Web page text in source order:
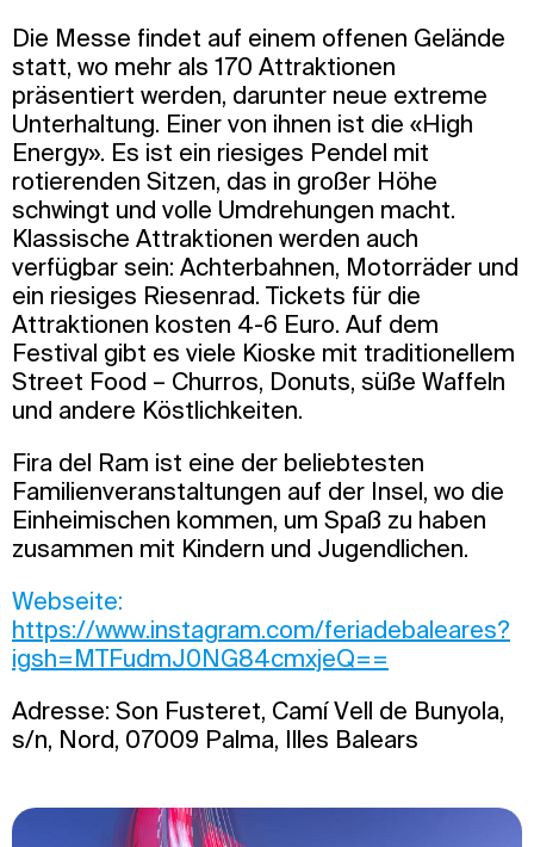
Die Messe findet auf einem offenen Gelände
statt, wo mehr als 170 Attraktionen
präsentiert werden, darunter neue extreme
Unterhaltung. Einer von ihnen ist die «High
Energy». Es ist ein riesiges Pendel mit
rotierenden Sitzen, das in großer Höhe
schwingt und volle Umdrehungen macht.
Klassische Attraktionen werden auch
verfügbar sein: Achterbahnen, Motorräder und
ein riesiges Riesenrad. Tickets für die
Attraktionen kosten 4-6 Euro. Auf dem
Festival gibt es viele Kioske mit traditionellem
Street Food – Churros, Donuts, süße Waffeln
und andere Köstlichkeiten.
Fira del Ram ist eine der beliebtesten
Familienveranstaltungen auf der Insel, wo die
Einheimischen kommen, um Spaß zu haben
zusammen mit Kindern und Jugendlichen.
Webseite:
https://www.instagram.com/feriadebaleares?
igsh=MTFudmJ0NG84cmxjeQ==
Adresse: Son Fusteret, Camí Vell de Bunyola,
s/n, Nord, 07009 Palma, Illes Balears